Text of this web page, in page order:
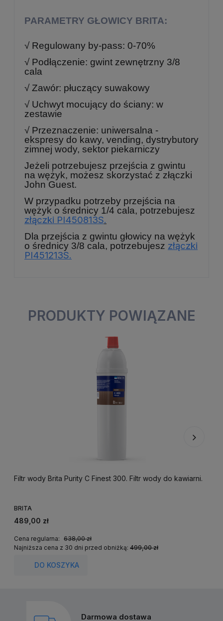
PARAMETRY GŁOWICY BRITA:
√ Regulowany by-pass: 0-70%
√ Podłączenie: gwint zewnętrzny 3/8
cala
√ Zawór: płuczący suwakowy
√ Uchwyt mocujący do ściany: w
zestawie
√ Przeznaczenie: uniwersalna -
ekspresy do kawy, vending, dystrybutory
zimnej wody, sektor piekarniczy
Jeżeli potrzebujesz przejścia z gwintu
na wężyk, możesz skorzystać z złączki
John Guest.
W przypadku potrzeby przejścia na
wężyk o średnicy 1/4 cala, potrzebujesz
złączki PI450813S.
Dla przejścia z gwintu głowicy na wężyk
o średnicy 3/8 cala, potrzebujesz złączki
PI451213S.
PRODUKTY POWIĄZANE
Filtr wody Brita Purity C Finest 300. Filtr wody do kawiarni.
BRITA
489,00 zł
Cena regularna: 638,00 zł
Najniższa cena z 30 dni przed obniżką: 499,00 zł
DO KOSZYKA
Darmowa dostawa